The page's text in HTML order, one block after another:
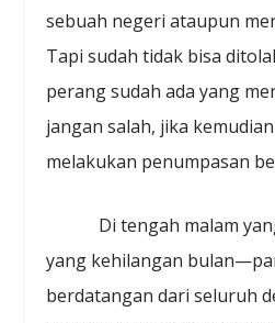
sebuah negeri ataupun
Tapi sudah tidak bisa
perang sudah ada yang
jangan salah, jika
melakukan penumpasan
Di tengah malam
yang kehilangan
berdatangan dari seluruh